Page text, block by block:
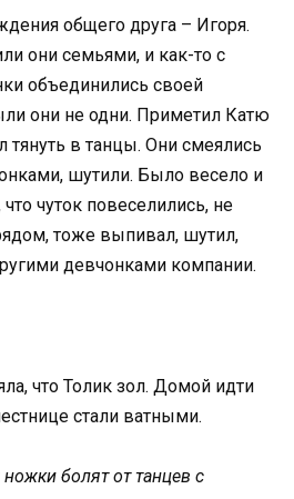
общего друга – Игоря.
они семьями, и как-то с
объединились своей
они не одни. Приметил Катю
тянуть в танцы. Они смеялись
шутили. Было весело и
чуток повеселились, не
тоже выпивал, шутил,
девчонками компании.
что Толик зол. Домой идти
стали ватными.
болят от танцев с